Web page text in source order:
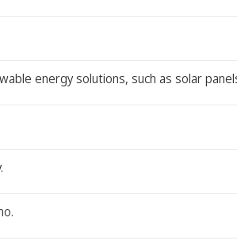
energy solutions, such as solar